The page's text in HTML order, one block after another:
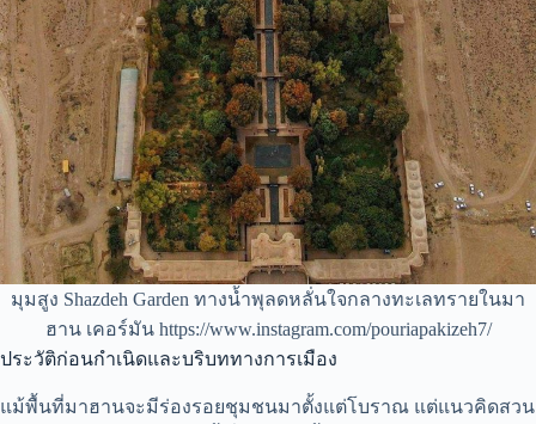
มุมสูง Shazdeh Garden ทางน้ำพุลดหลั่นใจกลางทะเลทรายในมา
ฮาน เคอร์มัน https://www.instagram.com/pouriapakizeh7/
ประวัติก่อนกำเนิดและบริบททางการเมือง
แม้พื้นที่มาฮานจะมีร่องรอยชุมชนมาตั้งแต่โบราณ แต่แนวคิดสวน